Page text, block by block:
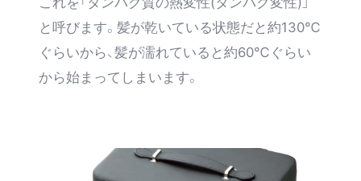
と呼びます。髪が乾いている状態だと約130℃
ぐらいから、髪が濡れていると約60℃ぐらい
から始まってしまいます。